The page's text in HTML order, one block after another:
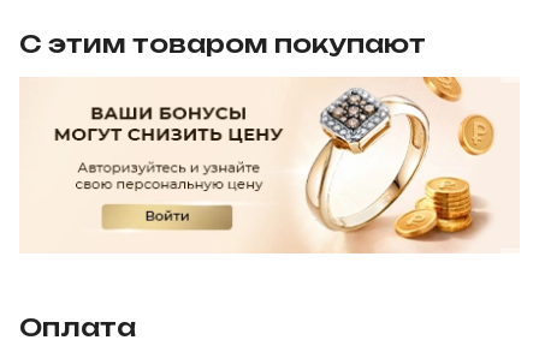
С этим товаром покупают
Оплата